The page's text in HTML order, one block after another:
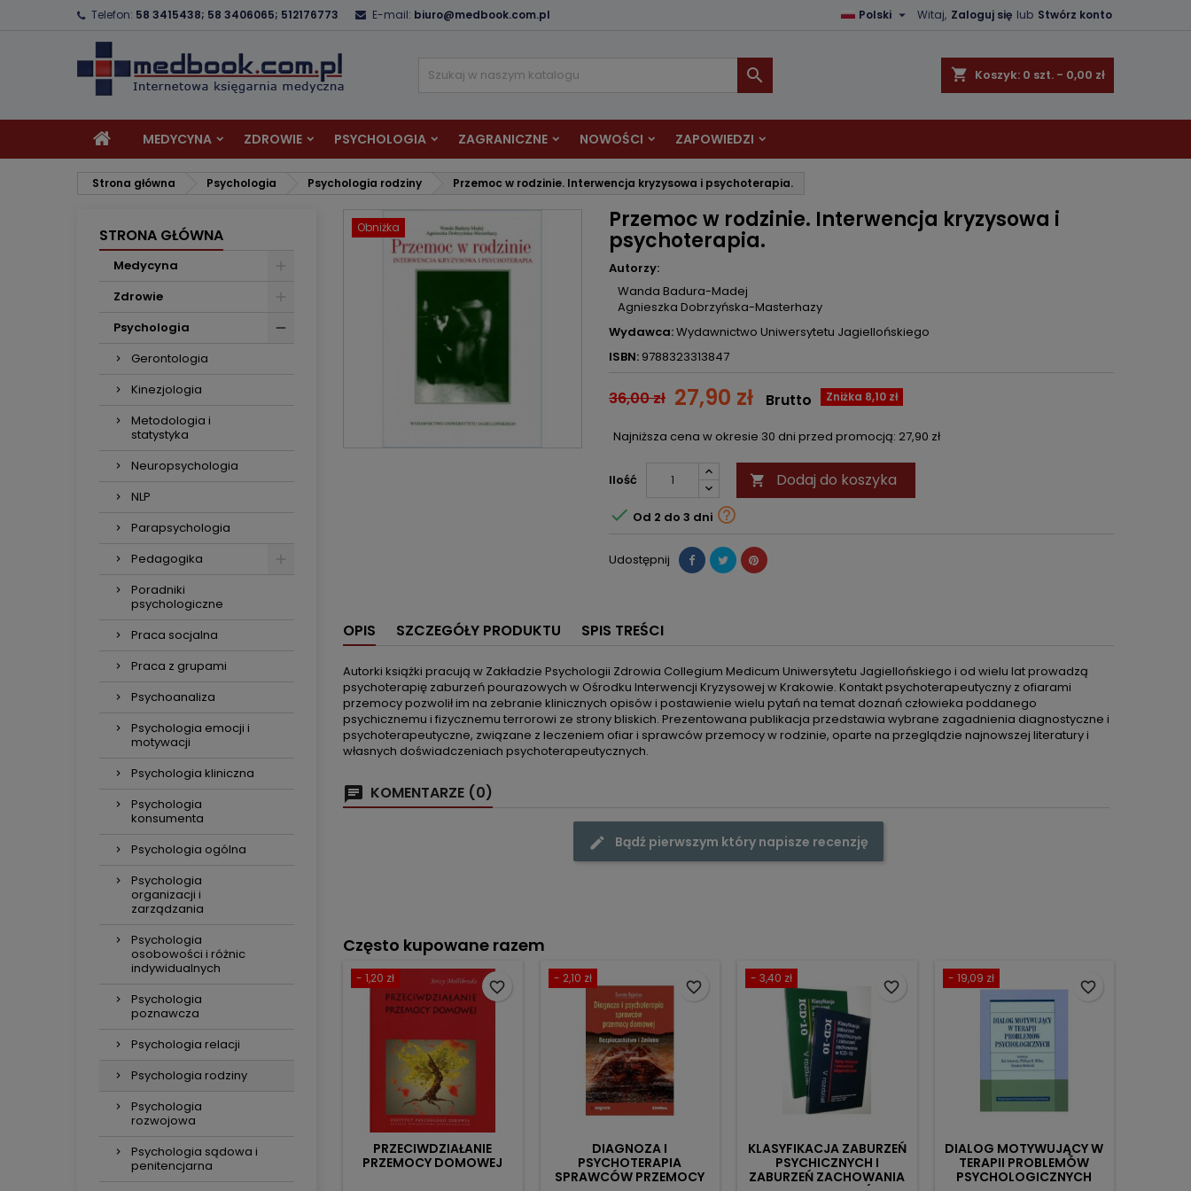
Telefon: 58 3415438; 58 3406065; 512176773 E-mail: biuro@medbook.com.pl Witaj, Zaloguj się lub Stwórz konto
Polski 
shopping_cart Koszyk: 0 szt. - 0,00 zł

MEDYCYNA ZDROWIE PSYCHOLOGIA ZAGRANICZNE NOWOŚCI ZAPOWIEDZI
Strona główna Psychologia Psychologia rodziny Przemoc w rodzinie. Interwencja kryzysowa i psychoterapia.
STRONA GŁÓWNA
Medycyna
Zdrowie
Psychologia
Gerontologia
Kinezjologia
Metodologia i
statystyka
Neuropsychologia
NLP
Parapsychologia
Pedagogika
Poradniki
psychologiczne
Praca socjalna
Praca z grupami
Psychoanaliza
Psychologia emocji i
motywacji
Psychologia kliniczna
Psychologia
konsumenta
Psychologia ogólna
Psychologia
organizacji i
zarządzania
Psychologia
osobowości i różnic
indywidualnych
Psychologia
poznawcza
Psychologia relacji
Psychologia rodziny
Psychologia
rozwojowa
Psychologia sądowa i
penitencjarna
Obniżka Przemoc w rodzinie. Interwencja kryzysowa i
psychoterapia.
Autorzy:
Wanda Badura-Madej
Agnieszka Dobrzyńska-Masterhazy
Wydawca:Wydawnictwo Uniwersytetu Jagiellońskiego
ISBN: 9788323313847
36,00 zł 27,90 zł Zniżka 8,10 zł
Brutto
Najniższa cena w okresie 30 dni przed promocją: 27,90 zł
Ilość  Dodaj do koszyka
 Od 2 do 3 dni 
Udostępnij
OPIS SZCZEGÓŁY PRODUKTU SPIS TREŚCI
Autorki książki pracują w Zakładzie Psychologii Zdrowia Collegium Medicum Uniwersytetu Jagiellońskiego i od wielu lat prowadzą
psychoterapię zaburzeń pourazowych w Ośrodku Interwencji Kryzysowej w Krakowie. Kontakt psychoterapeutyczny z ofiarami
przemocy pozwolił im na zebranie klinicznych opisów i postawienie wielu pytań na temat doznań człowieka poddanego
psychicznemu i fizycznemu terrorowi ze strony bliskich. Prezentowana publikacja przedstawia wybrane zagadnienia diagnostyczne i
psychoterapeutyczne, związane z leczeniem ofiar i sprawców przemocy w rodzinie, oparte na przeglądzie najnowszej literatury i
własnych doświadczeniach psychoterapeutycznych.
KOMENTARZE (0)
Bądź pierwszym który napisze recenzję
Często kupowane razem
- 1,20 zł
PRZECIWDZIAŁANIE
PRZEMOCY DOMOWEJ
favorite_border
- 2,10 zł
DIAGNOZA I
PSYCHOTERAPIA
SPRAWCÓW PRZEMOCY
favorite_border
- 3,40 zł
KLASYFIKACJA ZABURZEŃ
PSYCHICZNYCH I
ZABURZEŃ ZACHOWANIA
favorite_border
- 19,09 zł
DIALOG MOTYWUJĄCY W
TERAPII PROBLEMÓW
PSYCHOLOGICZNYCH
favorite_border
Anuluj Utwórz listę życzeń
Musisz być zalogowany by zapisać produkty na swojej liście życzeń.